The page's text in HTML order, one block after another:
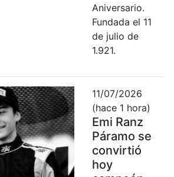
Aniversario.
Fundada el 11
de julio de
1.921.
11/07/2026
(hace 1 hora)
Emi Ranz
Páramo se
convirtió
hoy